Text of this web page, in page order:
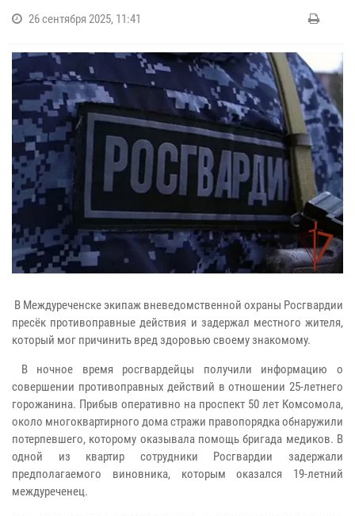
26 сентября 2025, 11:41
В Междуреченске экипаж вневедомственной охраны Росгвардии
пресёк противоправные действия и задержал местного жителя,
который мог причинить вред здоровью своему знакомому.
В ночное время росгвардейцы получили информацию о
совершении противоправных действий в отношении 25-летнего
горожанина. Прибыв оперативно на проспект 50 лет Комсомола,
около многоквартирного дома стражи правопорядка обнаружили
потерпевшего, которому оказывала помощь бригада медиков. В
одной из квартир сотрудники Росгвардии задержали
предполагаемого виновника, которым оказался 19-летний
междуреченец.